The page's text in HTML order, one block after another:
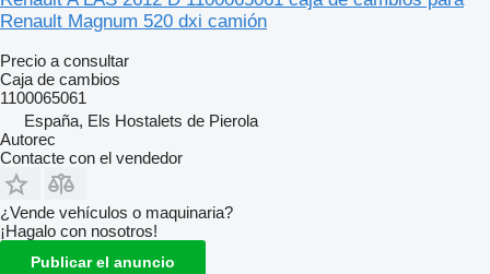
Renault Magnum 520 dxi camión
Precio a consultar
Caja de cambios
1100065061
España, Els Hostalets de Pierola
Autorec
Contacte con el vendedor
¿Vende vehículos o maquinaria?
¡Hagalo con nosotros!
Publicar el anuncio